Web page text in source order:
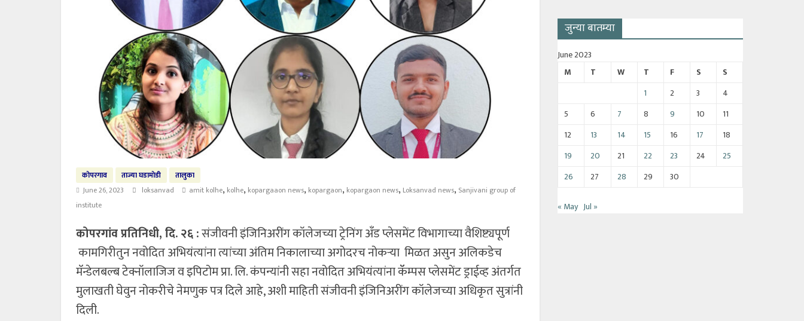
कोपरगाव ताज्या घडामोडी
तालुका
June 26, 2023
loksanvad amit kolhe, kolhe, kopargaaon news, kopargaon, kopargaon news, Loksanvad news, Sanjivani group of
institute
कोपरगांव प्रतिनिधी, दि. २६ :संजीवनी इंजिनिअरींग कॉलेजच्या ट्रेनिंग अँड प्लेसमेंट विभागाच्या वैशिष्ट्यपूर्ण
कामगिरीतुन नवोदित अभियंत्यांना त्यांच्या अंतिम निकालाच्या अगोदरच नोकऱ्या मिळत असुन अलिकडेच
मॅन्डेलबल्ब टेक्नॉलाजिज व इपिटोम प्रा. लि. कंपन्यांनी सहा नवोदित अभियंत्यांना कॅॅम्पस प्लेसमेंट ड्राईव्ह अंतर्गत
मुलाखती घेवुन नोकरीचे नेमणुक पत्र दिले आहे, अशी माहिती संजीवनी इंजिनिअरींग कॉलेजच्या अधिकृत सुत्रांनी
दिली.
जुन्या बातम्या
June 2023
M
T W T F S
S
1
2 3
4
5
6 7 8 9 10
11
12
13 14 15 16 17
18
19
20 21 22 23 24
25
26
27 28 29 30
« May Jul »